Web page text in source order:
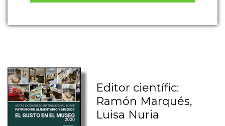
Editor científic:
Ramón Marqués,
Luisa Nuria